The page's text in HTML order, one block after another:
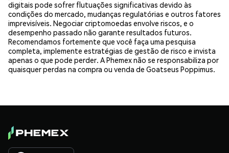
digitais pode sofrer flutuações significativas devido às
condições do mercado, mudanças regulatórias e outros fatores
imprevisíveis. Negociar criptomoedas envolve riscos, e o
desempenho passado não garante resultados futuros.
Recomendamos fortemente que você faça uma pesquisa
completa, implemente estratégias de gestão de risco e invista
apenas o que pode perder. A Phemex não se responsabiliza por
quaisquer perdas na compra ou venda de Goatseus Poppimus.